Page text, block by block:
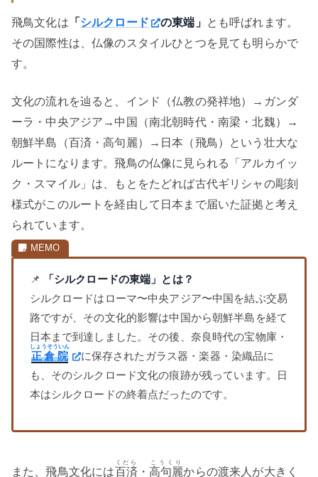
飛鳥文化は 「 シルクロード の東端」 とも呼ばれます。
その国際性は、仏像のスタイルひとつを見ても明らかで
す。
文化の流れを辿ると、インド（仏教の発祥地）→ガンダ
ーラ・中央アジア→中国（南北朝時代・南梁・北魏）→
朝鮮半島（百済・高句麗）→日本（飛鳥）という壮大な
ルートになります。飛鳥の仏像に見られる「アルカイッ
ク・スマイル」は、もとをたどれば古代ギリシャの彫刻
様式がこのルートを経由して日本まで届いた証拠と考え
られています。
📌
「シルクロードの東端」とは？
シルクロードはローマ〜中央アジア〜中国を結ぶ交易
路ですが、その文化的影響は中国から朝鮮半島を経て
日本まで到達しました。その後、奈良時代の宝物庫・
正倉院
しょうそういん
に保存されたガラス器・楽器・染織品に
も、そのシルクロード文化の痕跡が残っています。日
本はシルクロードの終着点だったのです。
また、飛鳥文化には百済
くだら
・ 高句麗
こうくり
からの渡来人が大きく